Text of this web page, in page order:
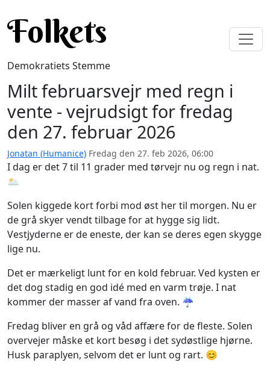
Folkets
Demokratiets Stemme
Milt februarsvejr med regn i
vente - vejrudsigt for fredag
den 27. februar 2026
Jonatan (Humanice) Fredag den 27. feb 2026, 06:00
I dag er det 7 til 11 grader med tørvejr nu og regn i nat.
🌥️
Solen kiggede kort forbi mod øst her til morgen. Nu er
de grå skyer vendt tilbage for at hygge sig lidt.
Vestjyderne er de eneste, der kan se deres egen skygge
lige nu.
Det er mærkeligt lunt for en kold februar. Ved kysten er
det dog stadig en god idé med en varm trøje. I nat
kommer der masser af vand fra oven. ☔
Fredag bliver en grå og våd affære for de fleste. Solen
overvejer måske et kort besøg i det sydøstlige hjørne.
Husk paraplyen, selvom det er lunt og rart. 😊